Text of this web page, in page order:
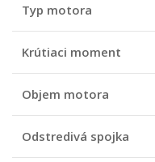
Typ motora
Krútiaci moment
Objem motora
Odstredivá spojka